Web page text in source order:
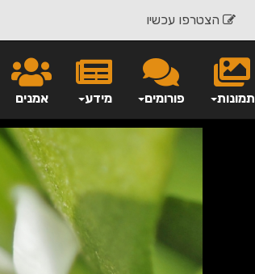
הצטרפו עכשיו
אמנים מידע פורומים תמונות